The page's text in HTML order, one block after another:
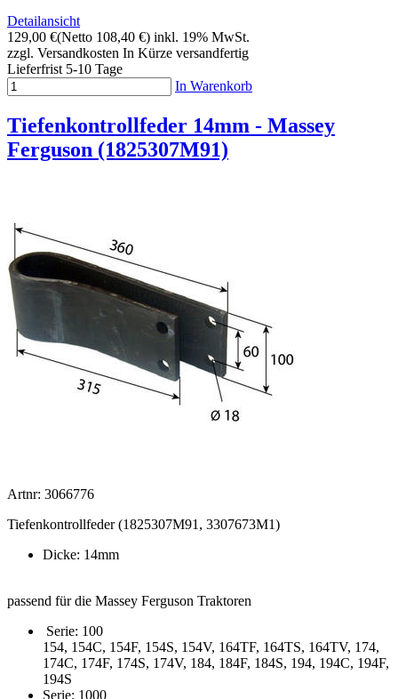
Detailansicht
129,00 €(Netto 108,40 €) inkl. 19% MwSt.
zzgl. Versandkosten In Kürze versandfertig
Lieferfrist 5-10 Tage
In Warenkorb
Tiefenkontrollfeder 14mm - Massey
Ferguson (1825307M91)
Artnr: 3066776
Tiefenkontrollfeder (1825307M91, 3307673M1)
Dicke: 14mm
passend für die Massey Ferguson Traktoren
Serie: 100
154, 154C, 154F, 154S, 154V, 164TF, 164TS, 164TV, 174,
174C, 174F, 174S, 174V, 184, 184F, 184S, 194, 194C, 194F,
194S
Serie: 1000